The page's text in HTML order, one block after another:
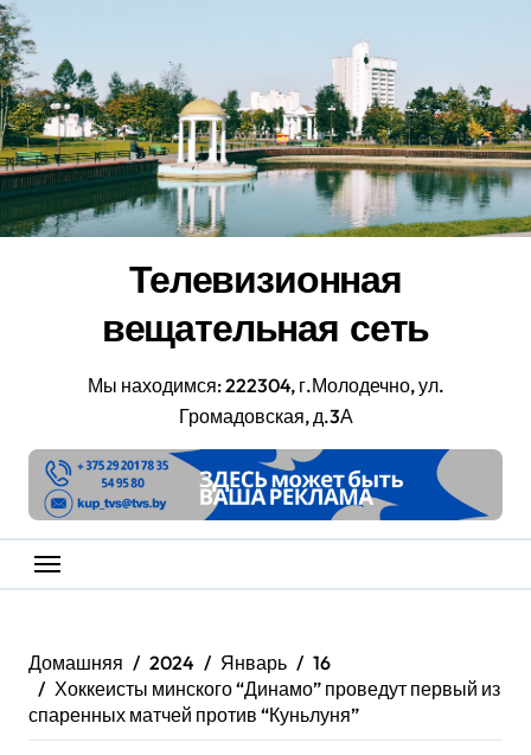
Перейти
к
содержанию
Телевизионная
вещательная сеть
Мы находимся: 222304, г.Молодечно, ул.
Громадовская, д.3А
Домашняя 2024 Январь
16
Хоккеисты минского “Динамо” проведут первый из
спаренных матчей против “Куньлуня”